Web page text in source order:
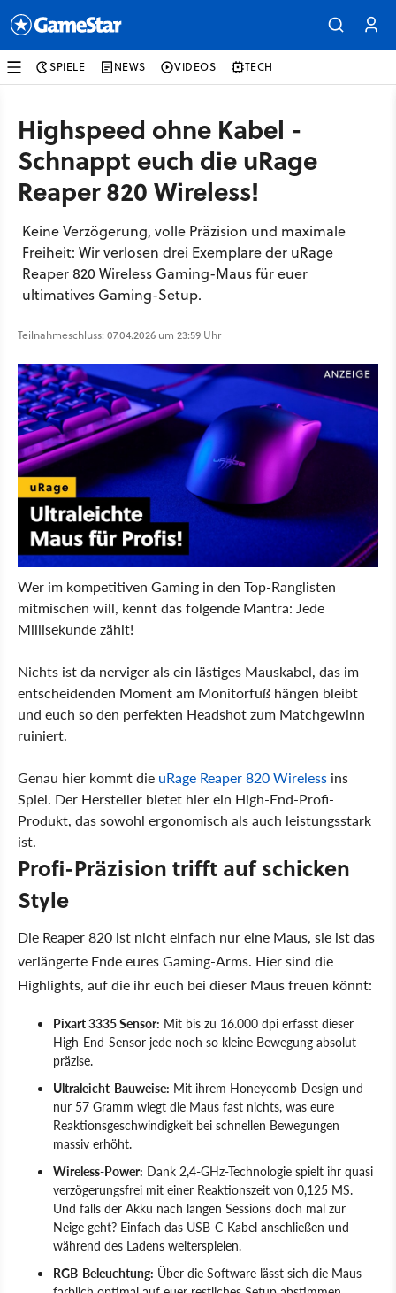
SPIELE NEWS VIDEOS TECH
Highspeed ohne Kabel -
Schnappt euch die uRage
Reaper 820 Wireless!
Keine Verzögerung, volle Präzision und maximale
Freiheit: Wir verlosen drei Exemplare der uRage
Reaper 820 Wireless Gaming-Maus für euer
ultimatives Gaming-Setup.
Teilnahmeschluss: 07.04.2026 um 23:59 Uhr
Wer im kompetitiven Gaming in den Top-Ranglisten
mitmischen will, kennt das folgende Mantra: Jede
Millisekunde zählt!
Nichts ist da nerviger als ein lästiges Mauskabel, das im
entscheidenden Moment am Monitorfuß hängen bleibt
und euch so den perfekten Headshot zum Matchgewinn
ruiniert.
Genau hier kommt die uRage Reaper 820 Wireless ins
Spiel. Der Hersteller bietet hier ein High-End-Profi-
Produkt, das sowohl ergonomisch als auch leistungsstark
ist.
Profi-Präzision trifft auf schicken
Style
Die Reaper 820 ist nicht einfach nur eine Maus, sie ist das
verlängerte Ende eures Gaming-Arms. Hier sind die
Highlights, auf die ihr euch bei dieser Maus freuen könnt:
Pixart 3335 Sensor: Mit bis zu 16.000 dpi erfasst dieser
High-End-Sensor jede noch so kleine Bewegung absolut
präzise.
Ultraleicht-Bauweise: Mit ihrem Honeycomb-Design und
nur 57 Gramm wiegt die Maus fast nichts, was eure
Reaktionsgeschwindigkeit bei schnellen Bewegungen
massiv erhöht.
Wireless-Power: Dank 2,4-GHz-Technologie spielt ihr quasi
verzögerungsfrei mit einer Reaktionszeit von 0,125 MS.
Und falls der Akku nach langen Sessions doch mal zur
Neige geht? Einfach das USB-C-Kabel anschließen und
während des Ladens weiterspielen.
RGB-Beleuchtung: Über die Software lässt sich die Maus